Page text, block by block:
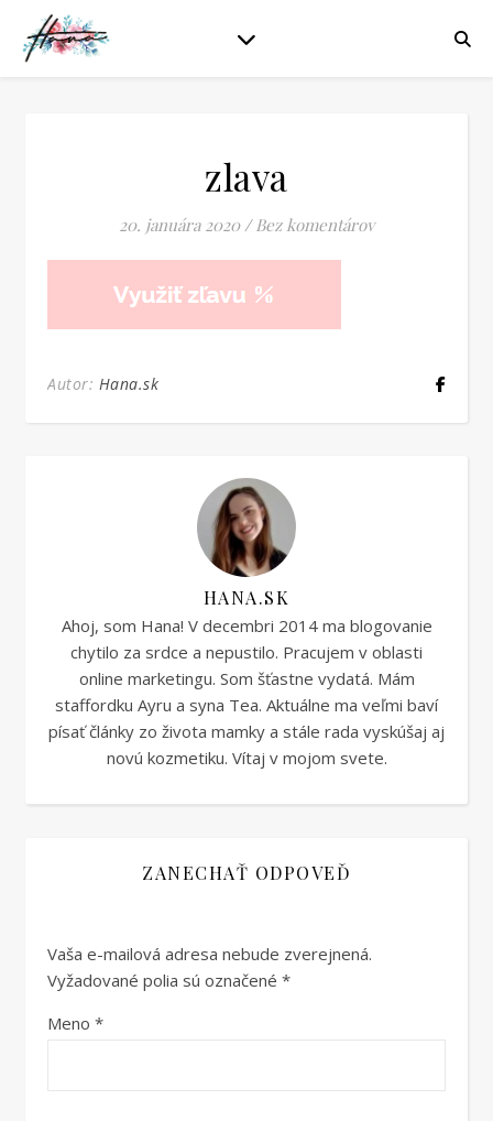
zlava
20. januára 2020 / Bez komentárov
Autor: Hana.sk
HANA.SK
Ahoj, som Hana! V decembri 2014 ma blogovanie
chytilo za srdce a nepustilo. Pracujem v oblasti
online marketingu. Som šťastne vydatá. Mám
staffordku Ayru a syna Tea. Aktuálne ma veľmi baví
písať články zo života mamky a stále rada vyskúšaj aj
novú kozmetiku. Vítaj v mojom svete.
ZANECHAŤ ODPOVEĎ
Vaša e-mailová adresa nebude zverejnená.
Vyžadované polia sú označené *
Meno *